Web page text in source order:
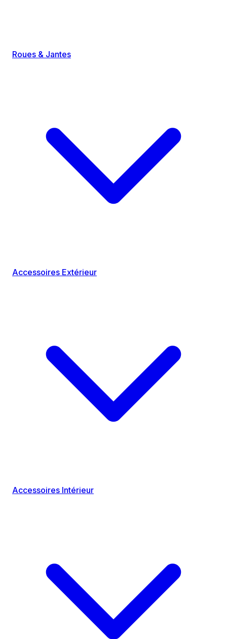
Roues & Jantes
Accessoires Extérieur
Accessoires Intérieur